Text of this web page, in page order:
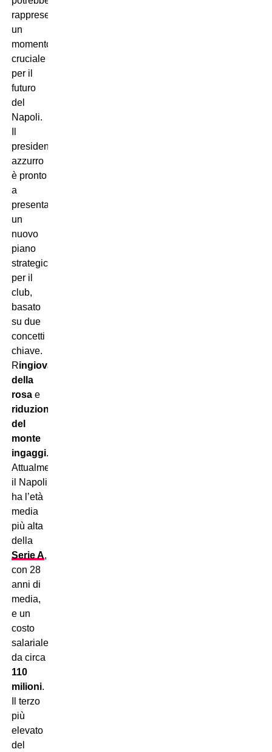
rappresentare
un
momento
cruciale
per il
futuro
del
Napoli.
presidente
azzurro
è pronto
a
presentare
un
nuovo
piano
strategico
per il
club,
basato
su due
concetti
chiave.
Ringiovanimento
della
rosae
riduzione
del
monte
ingaggi.
Attualmente
il Napoli
ha l’età
media
più alta
della
Serie A,
con 28
anni di
media,
e un
costo
salariale
da circa
110
milioni.
Il terzo
più
elevato
del